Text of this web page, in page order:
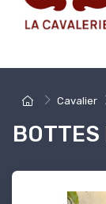
Cavalier